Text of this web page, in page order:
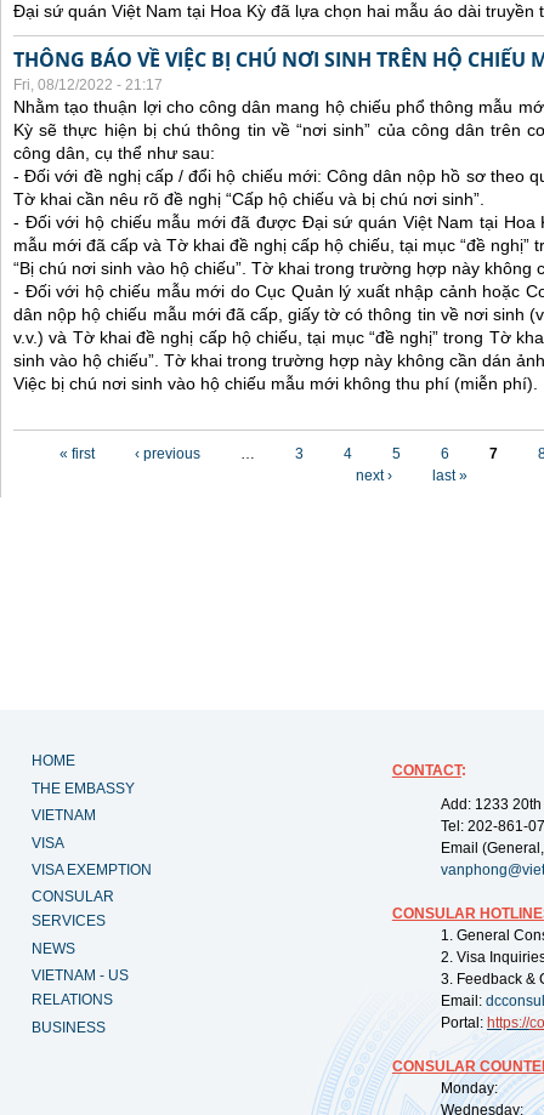
Đại sứ quán Việt Nam tại Hoa Kỳ đã lựa chọn hai mẫu áo dài truyền
THÔNG BÁO VỀ VIỆC BỊ CHÚ NƠI SINH TRÊN HỘ CHIẾU
Fri, 08/12/2022 - 21:17
Nhằm tạo thuận lợi cho công dân mang hộ chiếu phổ thông mẫu
Kỳ sẽ thực hiện bị chú thông tin về “nơi sinh” của công dân trên
công dân, cụ thể như sau:
- Đối với đề nghị cấp / đổi hộ chiếu mới: Công dân nộp hồ sơ theo
Tờ khai cần nêu rõ đề nghị “Cấp hộ chiếu và bị chú nơi sinh”.
- Đối với hộ chiếu mẫu mới đã được Đại sứ quán Việt Nam tại Hoa
mẫu mới đã cấp và Tờ khai đề nghị cấp hộ chiếu, tại mục “đề nghị”
“Bị chú nơi sinh vào hộ chiếu”. Tờ khai trong trường hợp này không
- Đối với hộ chiếu mẫu mới do Cục Quản lý xuất nhập cảnh hoặc
dân nộp hộ chiếu mẫu mới đã cấp, giấy tờ có thông tin về nơi sinh
v.v.) và Tờ khai đề nghị cấp hộ chiếu, tại mục “đề nghị” trong Tờ
sinh vào hộ chiếu”. Tờ khai trong trường hợp này không cần dán
Việc bị chú nơi sinh vào hộ chiếu mẫu mới không thu phí (miễn phí).
« first ‹ previous … 3 4 5 6 7
next ›
last »
HOME
THE EMBASSY
VIETNAM
VISA
VISA EXEMPTION
CONSULAR
SERVICES
NEWS
VIETNAM - US
RELATIONS
BUSINESS
CONTACT:
Add: 1233
Tel: 202-861-
Email
CONSULAR
1. General
2. Visa
3. Feedback &
Email:
Portal: https://
CONSULAR
Monday:
Wednesday: